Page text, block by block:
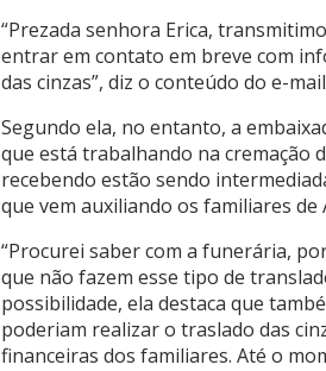
“Prezada senhora Erica,
entrar em contato em breve com
das cinzas”, diz o conteúdo do e-
Segundo ela, no entanto, a
que está trabalhando na cremação
recebendo estão sendo
que vem auxiliando os familiares
“Procurei saber com a funerária,
que não fazem esse tipo de
possibilidade, ela destaca que
poderiam realizar o traslado das
financeiras dos familiares. Até o